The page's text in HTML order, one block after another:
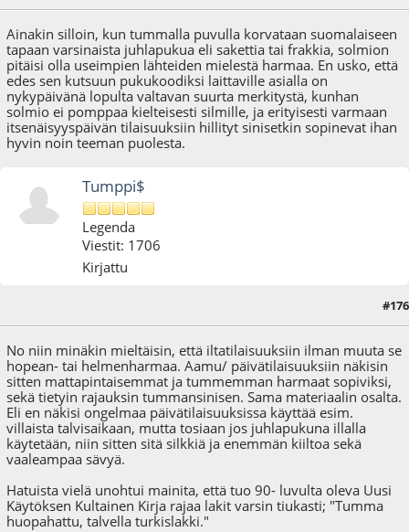
Ainakin silloin, kun tummalla puvulla korvataan suomalaiseen
tapaan varsinaista juhlapukua eli sakettia tai frakkia, solmion
pitäisi olla useimpien lähteiden mielestä harmaa. En usko, että
edes sen kutsuun pukukoodiksi laittaville asialla on
nykypäivänä lopulta valtavan suurta merkitystä, kunhan
solmio ei pomppaa kielteisesti silmille, ja erityisesti varmaan
itsenäisyyspäivän tilaisuuksiin hillityt sinisetkin sopinevat ihan
hyvin noin teeman puolesta.
Tumppi$
Legenda
Viestit: 1706
Kirjattu
#176
No niin minäkin mieltäisin, että iltatilaisuuksiin ilman muuta se
hopean- tai helmenharmaa. Aamu/ päivätilaisuuksiin näkisin
sitten mattapintaisemmat ja tummemman harmaat sopiviksi,
sekä tietyin rajauksin tummansinisen. Sama materiaalin osalta.
Eli en näkisi ongelmaa päivätilaisuuksissa käyttää esim.
villaista talvisaikaan, mutta tosiaan jos juhlapukuna illalla
käytetään, niin sitten sitä silkkiä ja enemmän kiiltoa sekä
vaaleampaa sävyä.
Hatuista vielä unohtui mainita, että tuo 90- luvulta oleva Uusi
Käytöksen Kultainen Kirja rajaa lakit varsin tiukasti; "Tumma
huopahattu, talvella turkislakki."